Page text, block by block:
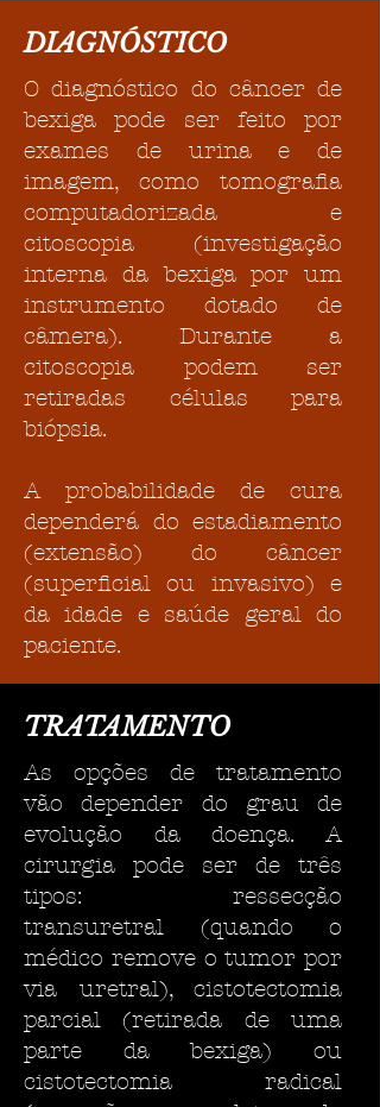
DIAGNÓSTICO
O diagnóstico do câncer de
bexiga pode ser feito por
exames de urina e de
imagem, como tomografia
computadorizada e
citoscopia (investigação
interna da bexiga por um
instrumento dotado de
câmera). Durante a
citoscopia podem ser
retiradas células para
biópsia.
A probabilidade de cura
dependerá do estadiamento
(extensão) do câncer
(superficial ou invasivo) e
da idade e saúde geral do
paciente.
TRATAMENTO
As opções de tratamento
vão depender do grau de
evolução da doença. A
cirurgia pode ser de três
tipos: ressecção
transuretral (quando o
médico remove o tumor por
via uretral), cistotectomia
parcial (retirada de uma
parte da bexiga) ou
cistotectomia radical